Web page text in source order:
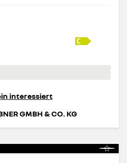
interessiert
GMBH & CO. KG